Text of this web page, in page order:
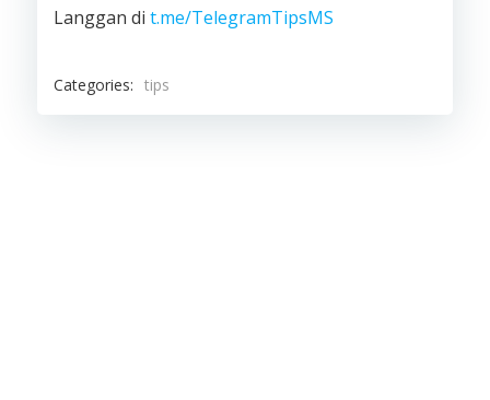
Langgan di t.me/TelegramTipsMS
Categories: tips